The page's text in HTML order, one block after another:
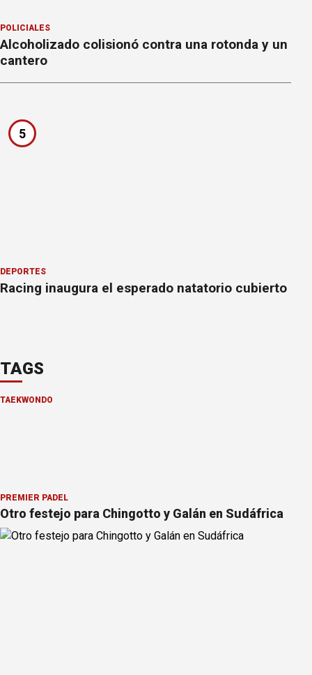
POLICIALES
Alcoholizado colisionó contra una rotonda y un
cantero
5
DEPORTES
Racing inaugura el esperado natatorio cubierto
TAGS
TAEKWONDO
PREMIER PÁDEL
Otro festejo para Chingotto y Galán en Sudáfrica